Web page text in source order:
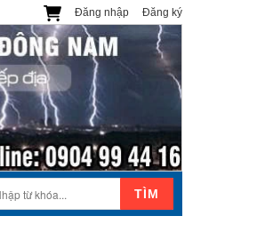
Đăng ký
Đăng nhập
TÌM